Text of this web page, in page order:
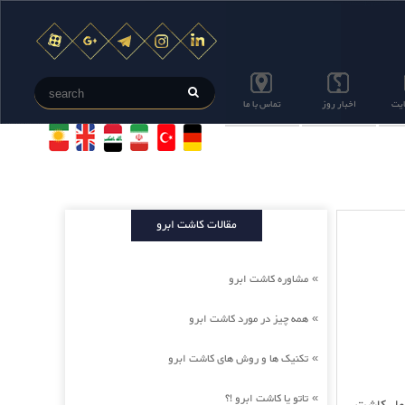
اخبار روز تماس با ما
مقالات کاشت ابرو
» مشاوره کاشت ابرو
» همه چیز در مورد کاشت ابرو
» تکنیک ها و روش های کاشت ابرو
» تاتو یا کاشت ابرو !؟